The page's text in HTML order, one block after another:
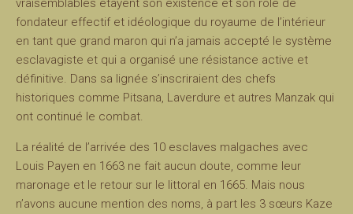
vraisemblables étayent son existence et son rôle de
fondateur effectif et idéologique du royaume de l’intérieur
en tant que grand maron qui n’a jamais accepté le système
esclavagiste et qui a organisé une résistance active et
définitive. Dans sa lignée s’inscriraient des chefs
historiques comme Pitsana, Laverdure et autres Manzak qui
ont continué le combat.
La réalité de l’arrivée des 10 esclaves malgaches avec
Louis Payen en 1663 ne fait aucun doute, comme leur
maronage et le retour sur le littoral en 1665. Mais nous
n’avons aucune mention des noms, à part les 3 sœurs Kaze